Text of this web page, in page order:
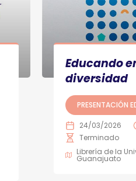
Educando
diversidad
PRESENTACIÓN
24/03/2026
Terminado
Librería de la
Guanajuato